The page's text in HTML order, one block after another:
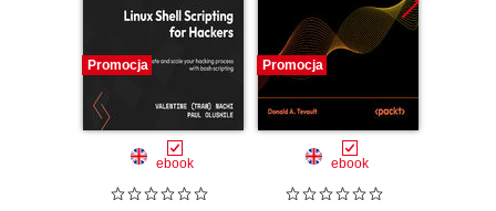
Promocja
ebook
Promocja
ebook